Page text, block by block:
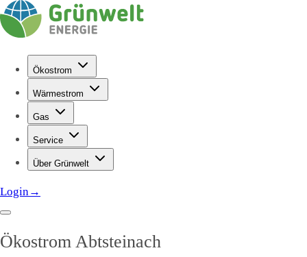
Ökostrom
Wärmestrom
Gas
Service
Über Grünwelt
Login→
Ökostrom Abtsteinach